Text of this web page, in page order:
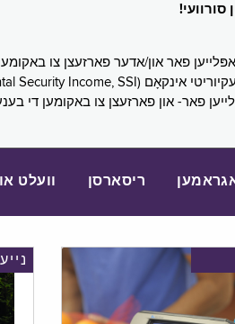
פאר- און פארזעצן צו באקומען די
ריסארסן וועלט